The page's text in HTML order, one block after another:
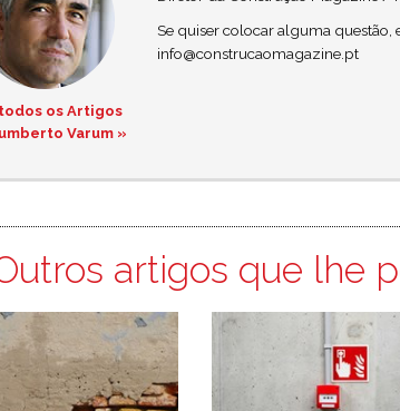
os Artigos
Varum »
Se quiser colocar alguma questão,
info@construcaomagazine.pt
artigos que lhe